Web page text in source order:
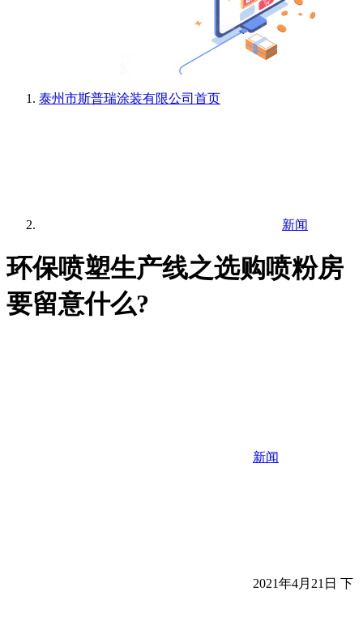
泰州市斯普瑞涂装有限公司 首页
新闻
环保喷塑生产线之选购喷粉房
要留意什么?
新闻
2021年4月21日 下